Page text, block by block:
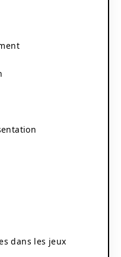
dans les jeux